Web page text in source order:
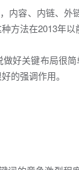
内容、内链、外
方法在2013年
好关键布局很
的强调作用。